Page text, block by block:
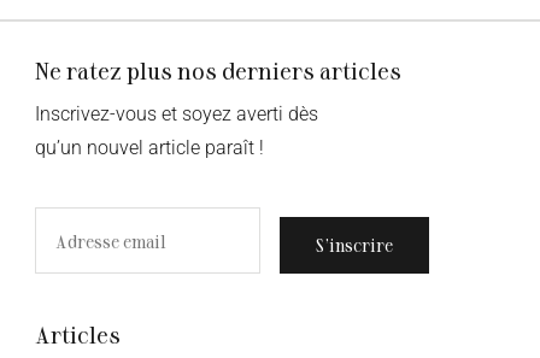
Ne ratez plus nos derniers articles
Inscrivez-vous et soyez averti dès
qu’un nouvel article paraît !
S’inscrire
Articles